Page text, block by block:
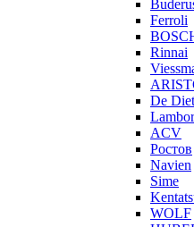
Ferroli
Rinnai
De
ACV
Ростов
Navien
Sime
WOLF